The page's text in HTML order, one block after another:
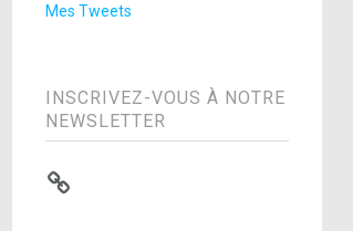
Mes Tweets
INSCRIVEZ-VOUS À NOTRE
NEWSLETTER